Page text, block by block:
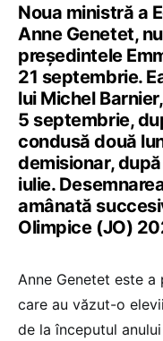
Noua ministră a
Anne Genetet,
președintele
21 septembrie.
lui Michel
5 septembrie,
condusă două
demisionar,
iulie.
amânată
Olimpice (JO)
Anne Genetet este
care au văzut-o
de la începutul